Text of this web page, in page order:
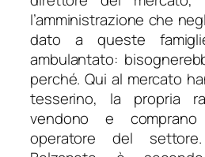
l’amministrazione che
dato a queste
ambulantato:
perché. Qui al mercato
tesserino, la propria
vendono e
operatore del